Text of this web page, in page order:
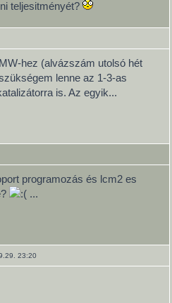
teljesitményét?
hez (alvázszám utolsó hét
lenne az 1-3-as
is. Az egyik...
programozás és lcm2 es
...
23:20